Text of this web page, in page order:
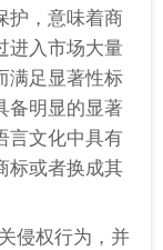
护，意味着商
进入市场大量
满足显著性标
备明显的显著
言文化中具有
标或者换成其
侵权行为，并